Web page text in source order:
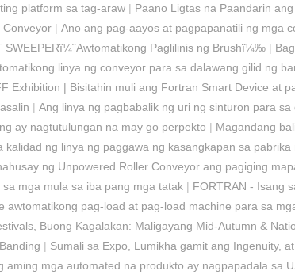
platform sa tag-araw | Paano Ligtas na Paandarin
Conveyor | Ano ang pag-aayos at pagpapanatili ng mga
SWEEPERï¼ˆAwtomatikong Paglilinis ng Brushï¼‰ |
linya ng conveyor para sa dalawang gilid ng
Exhibition | Bisitahin muli ang Fortran Smart Device at
| Ang linya ng pagbabalik ng uri ng sinturon para
ay nagtutulungan na may go perpekto | Magandang
ng linya ng paggawa ng kasangkapan sa pabrika
ng Unpowered Roller Conveyor ang pagiging
mga mula sa iba pang mga tatak | FORTRAN - Isang
awtomatikong pag-load at pag-load machine para sa
Buong Kagalakan: Maligayang Mid-Autumn &
| Sumali sa Expo, Lumikha gamit ang Ingenuity,
aming mga automated na produkto ay nagpapadala sa